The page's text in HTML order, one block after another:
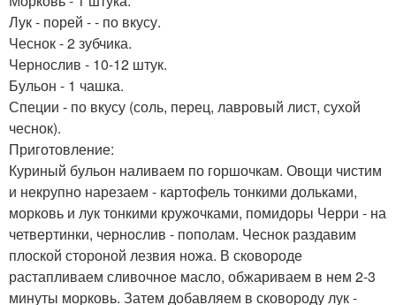
Лук - порей - - по вкусу.
Чеснок - 2 зубчика.
Чернослив - 10-12 штук.
Бульон - 1 чашка.
Специи - по вкусу (соль, перец, лавровый лист, сухой
чеснок).
Приготовление:
Куриный бульон наливаем по горшочкам. Овощи чистим
и некрупно нарезаем - картофель тонкими дольками,
морковь и лук тонкими кружочками, помидоры Черри - на
четвертинки, чернослив - пополам. Чеснок раздавим
плоской стороной лезвия ножа. В сковороде
растапливаем сливочное масло, обжариваем в нем 2-3
минуты морковь. Затем добавляем в сковороду лук -